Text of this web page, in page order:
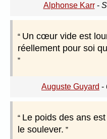
Alphonse Karr-
Un cœur vide est
réellement pour soi
Auguste Guyard -
Le poids des ans
le soulever.